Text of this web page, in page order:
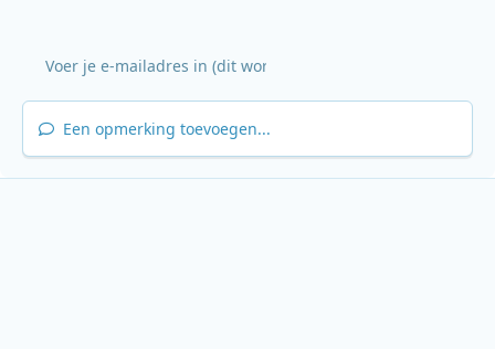
Een opmerking toevoegen...